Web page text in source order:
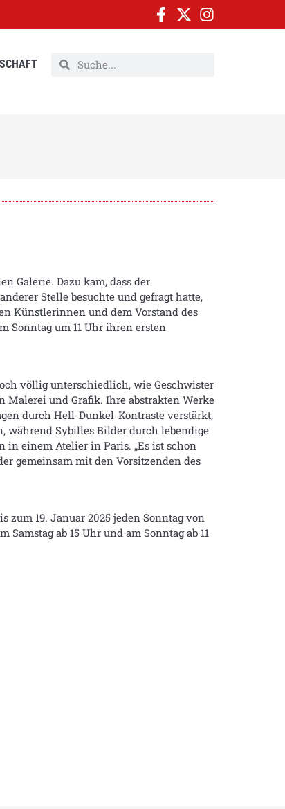
Galerie. Dazu kam, dass der
Stelle besuchte und gefragt hatte,
Künstlerinnen und dem Vorstand des
Sonntag um 11 Uhr ihren ersten
völlig unterschiedlich, wie Geschwister
Malerei und Grafik. Ihre abstrakten Werke
durch Hell-Dunkel-Kontraste verstärkt,
während Sybilles Bilder durch lebendige
in einem Atelier in Paris. „Es ist schon
gemeinsam mit den Vorsitzenden des
zum 19. Januar 2025 jeden Sonntag von
ab 15 Uhr und am Sonntag ab 11